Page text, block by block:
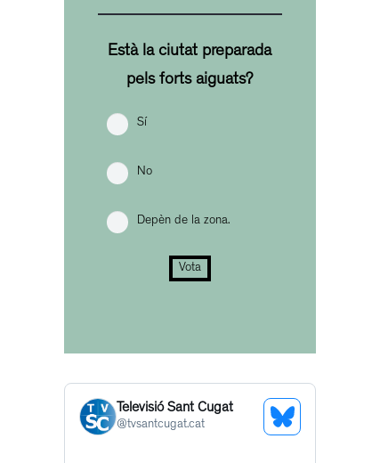
Està la ciutat preparada
pels forts aiguats?
Sí
No
Depèn de la zona.
Vota
Televisió Sant Cugat
@tvsantcugat.cat
See